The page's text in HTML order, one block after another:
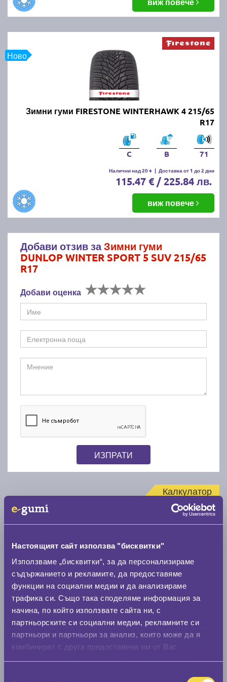
Настоящият сайт използва "бисквитки"
Използваме „бисквитки“, за да персонализираме
съдържанието и рекламите, да предоставяме
функции на социални медии и да анализираме
трафика си. Също така споделяме информация за
начина, по който използвате сайта ни, с
партньорските си социални медии, рекламните си
партньори и партньори за анализ, които може да я
комбинират с друга предоставена им от Вас
Ново
Зимни гуми FIRESTONE WINTERHAWK 4 215/65
R17
C B 71
Налични над 20 + | Доставка от 1 до 2 дни
115.47 € / 225.84 лв.
виж повече
Добави отзив заЗимни гуми
DUNLOP WINTER SPORT 5 SUV 215/65
R17
Добави оценка
ИЗПРАТИ
Калкулатор
Нов размер